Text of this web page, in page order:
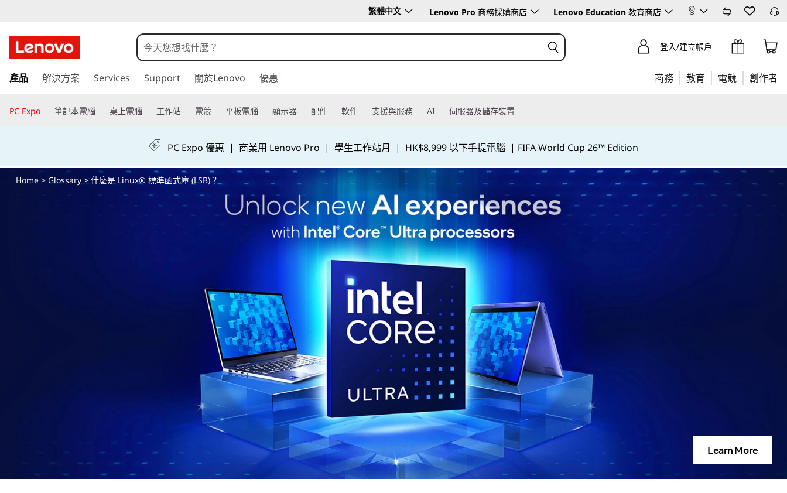
麼
是
u
)
繁體中文 Lenovo Pro 商務採購商店 Lenovo Education 教育商店
至
要
登入/建立帳戶
產品 解決方案 Services Support 關於Lenovo 優惠 商務 教育 電競 創作者
PC Expo 筆記本電腦 桌上電腦 工作站 電競 平板電腦 顯示器 配件 軟件 支援與服務 AI 伺服器及儲存裝置
PC Expo 優惠 | 商業用 Lenovo Pro | 學生工作站月 | HK$8,999 以下手提電腦 | FIFA World Cup 26™ Edition
Home> Glossary> 什麼是 Linux® 標準函式庫 (LSB)？
Learn More